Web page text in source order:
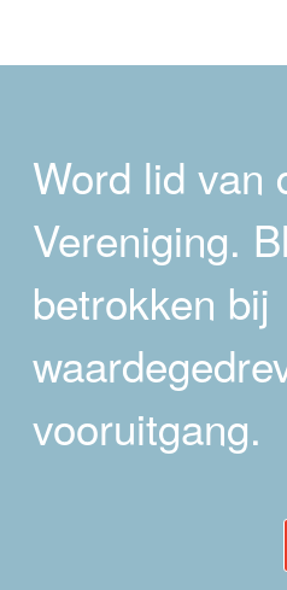
Word lid van
Vereniging.
betrokken bij
vooruitgang.